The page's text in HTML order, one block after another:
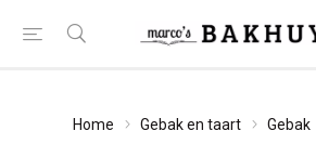
Home Gebak en taart Gebak